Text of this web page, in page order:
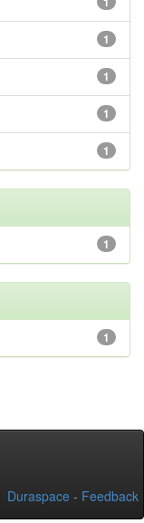
1
1
1
1
1
1
Duraspace - Feedback